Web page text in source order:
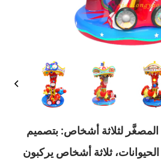
سيرك – Carousel المصغَّر لثلاثة أشخاص: بتصميم
ثلاثة أشخاص يركبون